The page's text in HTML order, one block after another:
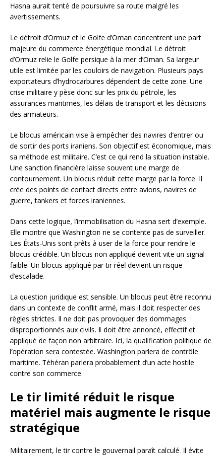
Hasna aurait tenté de poursuivre sa route malgré les
avertissements.
Le détroit d’Ormuz et le Golfe d’Oman concentrent une part
majeure du commerce énergétique mondial. Le détroit
d’Ormuz relie le Golfe persique à la mer d’Oman. Sa largeur
utile est limitée par les couloirs de navigation. Plusieurs pays
exportateurs d’hydrocarbures dépendent de cette zone. Une
crise militaire y pèse donc sur les prix du pétrole, les
assurances maritimes, les délais de transport et les décisions
des armateurs.
Le blocus américain vise à empêcher des navires d’entrer ou
de sortir des ports iraniens. Son objectif est économique, mais
sa méthode est militaire. C’est ce qui rend la situation instable.
Une sanction financière laisse souvent une marge de
contournement. Un blocus réduit cette marge par la force. Il
crée des points de contact directs entre avions, navires de
guerre, tankers et forces iraniennes.
Dans cette logique, l’immobilisation du Hasna sert d’exemple.
Elle montre que Washington ne se contente pas de surveiller.
Les États-Unis sont prêts à user de la force pour rendre le
blocus crédible. Un blocus non appliqué devient vite un signal
faible. Un blocus appliqué par tir réel devient un risque
d’escalade.
La question juridique est sensible. Un blocus peut être reconnu
dans un contexte de conflit armé, mais il doit respecter des
règles strictes. Il ne doit pas provoquer des dommages
disproportionnés aux civils. Il doit être annoncé, effectif et
appliqué de façon non arbitraire. Ici, la qualification politique de
l’opération sera contestée. Washington parlera de contrôle
maritime. Téhéran parlera probablement d’un acte hostile
contre son commerce.
Le tir limité réduit le risque
matériel mais augmente le risque
stratégique
Militairement, le tir contre le gouvernail paraît calculé. Il évite